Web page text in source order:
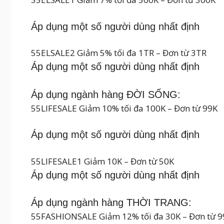
Áp dụng một số người dùng nhất định
55ELSALE2 Giảm 5% tối đa 1TR – Đơn từ 3TR
Áp dụng một số người dùng nhất định
Áp dụng ngành hàng ĐỜI SỐNG:
55LIFESALE Giảm 10% tối đa 100K – Đơn từ 99K
Áp dụng một số người dùng nhất định
55LIFESALE1 Giảm 10K – Đơn từ 50K
Áp dụng một số người dùng nhất định
Áp dụng ngành hàng THỜI TRANG:
55FASHIONSALE Giảm 12% tối đa 30K – Đơn từ